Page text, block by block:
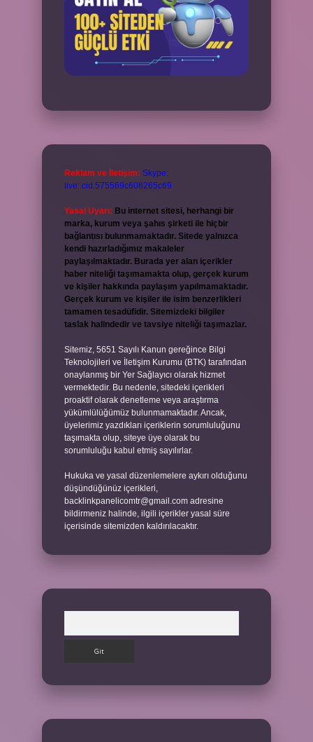
Reklam ve İletişim: Skype:
live:.cid.575569c608265c69
Yasal Uyarı: Bu internet sitesi, herhangi bir
marka, kurum veya şahıs şirketi ile hiçbir
bağlantısı bulunmamaktadır. Sitede yalnızca
kendi hazırladığımız makaleler
paylaşılmaktadır. Burada yer alan içerikler
haber niteliği taşımamakta olup, gerçek kurum
ve kişiler hakkında paylaşım yapılmamaktadır.
Gerçek kurum ve kişiler ile isim benzerlikleri
tamamen tesadüfidir. Sitemizdeki bilgiler
taslak halindedir ve tavsiye niteliği taşımazlar.
Sitemiz, 5651 Sayılı Kanun gereğince Bilgi
Teknolojileri ve İletişim Kurumu (BTK) tarafından
onaylanmış bir Yer Sağlayıcı olarak hizmet
vermektedir. Bu nedenle, sitedeki içerikleri
proaktif olarak denetleme veya araştırma
yükümlülüğümüz bulunmamaktadır. Ancak,
üyelerimiz yazdıkları içeriklerin sorumluluğunu
taşımakta olup, siteye üye olarak bu
sorumluluğu kabul etmiş sayılırlar.
Hukuka ve yasal düzenlemelere aykırı olduğunu
düşündüğünüz içerikleri,
backlinkpanelicomtr@gmail.com adresine
bildirmeniz halinde, ilgili içerikler yasal süre
içerisinde sitemizden kaldırılacaktır.